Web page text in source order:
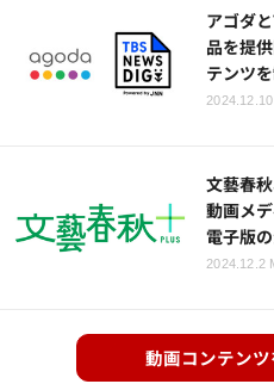
アゴダ
品を提
テンツ
文藝春
動画メ
電子版
2024.12.2
動画コンテン